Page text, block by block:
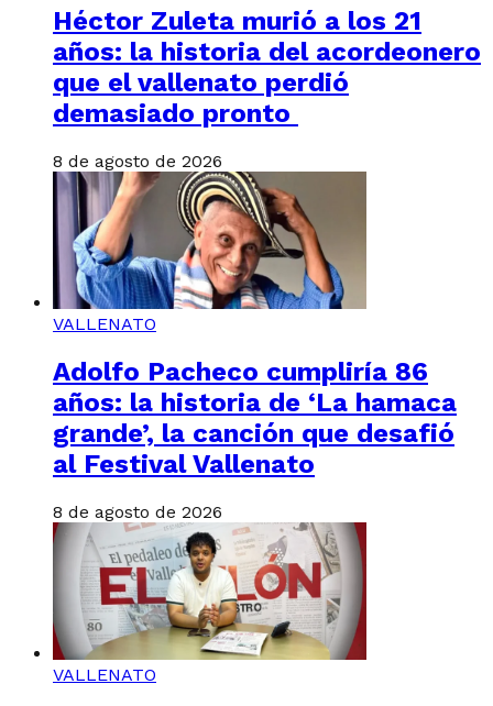
Héctor Zuleta murió a los 21
años: la historia del acordeonero
que el vallenato perdió
demasiado pronto
8 de agosto de 2026
VALLENATO
Adolfo Pacheco cumpliría 86
años: la historia de ‘La hamaca
grande’, la canción que desafió
al Festival Vallenato
8 de agosto de 2026
VALLENATO